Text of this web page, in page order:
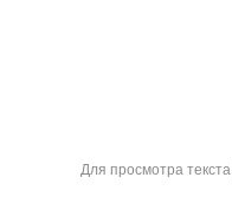
Для просмотра текста